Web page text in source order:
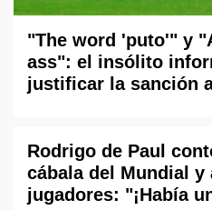
"The word 'puto'" y
ass": el insólito
justificar la sanción
Rodrigo de Paul
cábala del Mundial y
jugadores: "¡Había